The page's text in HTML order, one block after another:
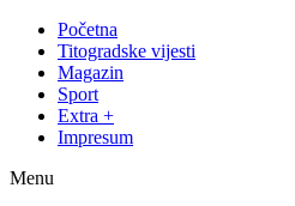
Početna
Titogradske vijesti
Magazin
Sport
Extra +
Impresum
Menu